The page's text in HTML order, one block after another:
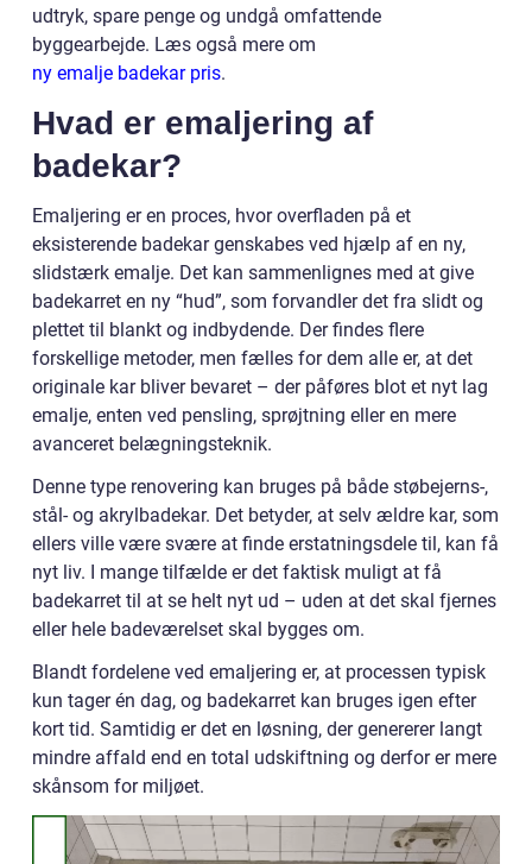
udtryk, spare penge og undgå omfattende
byggearbejde. Læs også mere om
ny emalje badekar pris.
Hvad er emaljering af
badekar?
Emaljering er en proces, hvor overfladen på et
eksisterende badekar genskabes ved hjælp af en ny,
slidstærk emalje. Det kan sammenlignes med at give
badekarret en ny “hud”, som forvandler det fra slidt og
plettet til blankt og indbydende. Der findes flere
forskellige metoder, men fælles for dem alle er, at det
originale kar bliver bevaret – der påføres blot et nyt lag
emalje, enten ved pensling, sprøjtning eller en mere
avanceret belægningsteknik.
Denne type renovering kan bruges på både støbejerns-,
stål- og akrylbadekar. Det betyder, at selv ældre kar, som
ellers ville være svære at finde erstatningsdele til, kan få
nyt liv. I mange tilfælde er det faktisk muligt at få
badekarret til at se helt nyt ud – uden at det skal fjernes
eller hele badeværelset skal bygges om.
Blandt fordelene ved emaljering er, at processen typisk
kun tager én dag, og badekarret kan bruges igen efter
kort tid. Samtidig er det en løsning, der genererer langt
mindre affald end en total udskiftning og derfor er mere
skånsom for miljøet.